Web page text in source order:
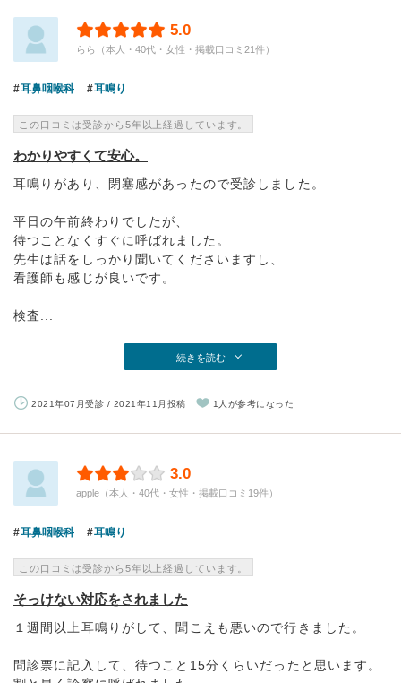
5.0
らら（本人・40代・女性・掲載口コミ21件）
耳鼻咽喉科 耳鳴り
この口コミは受診から5年以上経過しています。
わかりやすくて安心。
耳鳴りがあり、閉塞感があったので受診しました。
平日の午前終わりでしたが、
待つことなくすぐに呼ばれました。
先生は話をしっかり聞いてくださいますし、
看護師も感じが良いです。
検査...
続きを読む
2021年07月受診 / 2021年11月投稿 1人が参考になった
3.0
apple（本人・40代・女性・掲載口コミ19件）
耳鼻咽喉科 耳鳴り
この口コミは受診から5年以上経過しています。
そっけない対応をされました
１週間以上耳鳴りがして、聞こえも悪いので行きました。
問診票に記入して、待つこと15分くらいだったと思います。